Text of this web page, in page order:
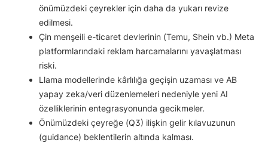
önümüzdeki çeyrekler için daha da yukarı revize
edilmesi.
Çin menşeili e-ticaret devlerinin (Temu, Shein vb.) Meta
platformlarındaki reklam harcamalarını yavaşlatması
riski.
Llama modellerinde kârlılığa geçişin uzaması ve AB
yapay zeka/veri düzenlemeleri nedeniyle yeni AI
özelliklerinin entegrasyonunda gecikmeler.
Önümüzdeki çeyreğe (Q3) ilişkin gelir kılavuzunun
(guidance) beklentilerin altında kalması.